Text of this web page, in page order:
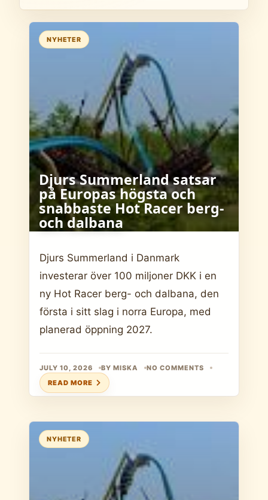
NYHETER
Djurs Summerland satsar
på Europas högsta och
snabbaste Hot Racer berg-
och dalbana
Djurs Summerland i Danmark
investerar över 100 miljoner DKK i en
ny Hot Racer berg- och dalbana, den
första i sitt slag i norra Europa, med
planerad öppning 2027.
JULY 10, 2026 BY MISKA
NO COMMENTS
READ MORE
NYHETER